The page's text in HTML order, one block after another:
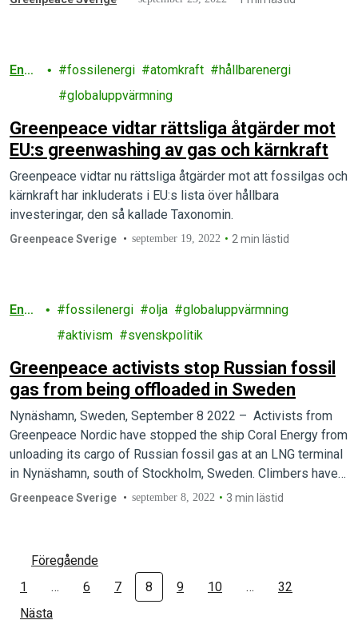
Ener
fossilenergi atomkraft
hållbarenergi
globaluppvärmning
Greenpeace vidtar rättsliga åtgärder mot
EU:s greenwashing av gas och kärnkraft
Greenpeace vidtar nu rättsliga åtgärder mot att fossilgas och
kärnkraft har inkluderats i EU:s lista över hållbara
investeringar, den så kallade Taxonomin.
Greenpeace Sverige september 19, 2022 2 min lästid
Ener
fossilenergi olja
globaluppvärmning
aktivism
svenskpolitik
Greenpeace activists stop Russian fossil
gas from being offloaded in Sweden
Nynäshamn, Sweden, September 8 2022 – Activists from
Greenpeace Nordic have stopped the ship Coral Energy from
unloading its cargo of Russian fossil gas at an LNG terminal
in Nynäshamn, south of Stockholm, Sweden. Climbers have
occupied the cranes that unload the gas from the ship while
Greenpeace Sverige september 8, 2022 3 min lästid
Föregående
1
… 6 7 8 9 10 …
32
Nästa